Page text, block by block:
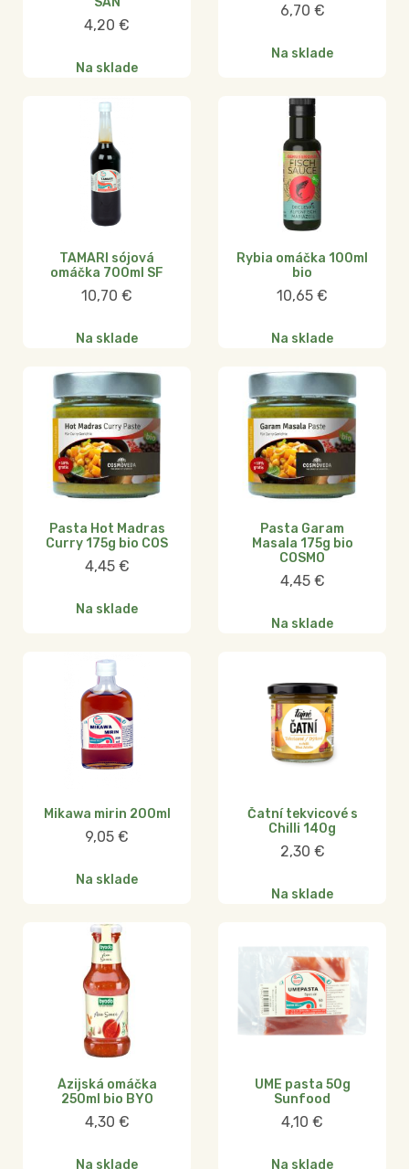
4,20 €
Na sklade
6,70 €
Na sklade
TAMARI sójová
omáčka 700ml SF
10,70 €
Na sklade
Rybia omáčka 100ml
bio
10,65 €
Na sklade
Pasta Hot Madras
Curry 175g bio COS
4,45 €
Na sklade
Pasta Garam
Masala 175g bio
COSMO
4,45 €
Na sklade
Mikawa mirin 200ml
9,05 €
Na sklade
Čatní tekvicové s
Chilli 140g
2,30 €
Na sklade
Ázijská omáčka
250ml bio BYO
4,30 €
Na sklade
UME pasta 50g
Sunfood
4,10 €
Na sklade